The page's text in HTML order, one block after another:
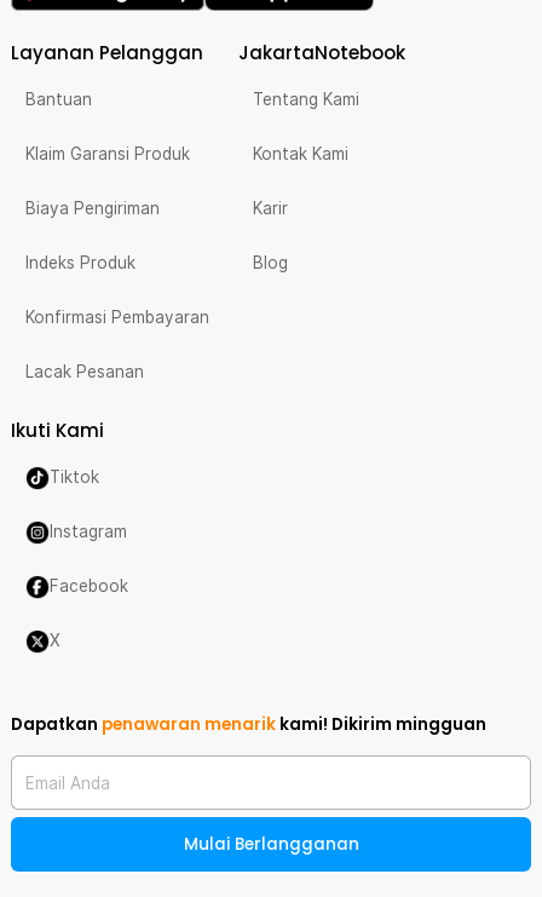
Layanan Pelanggan
Bantuan
Klaim Garansi Produk
Biaya Pengiriman
Indeks Produk
Konfirmasi Pembayaran
Lacak Pesanan
JakartaNotebook
Tentang Kami
Kontak Kami
Karir
Blog
Ikuti Kami
Tiktok
Instagram
Facebook
X
Dapatkan penawaran menarik kami! Dikirim mingguan
Email Anda
Mulai Berlangganan